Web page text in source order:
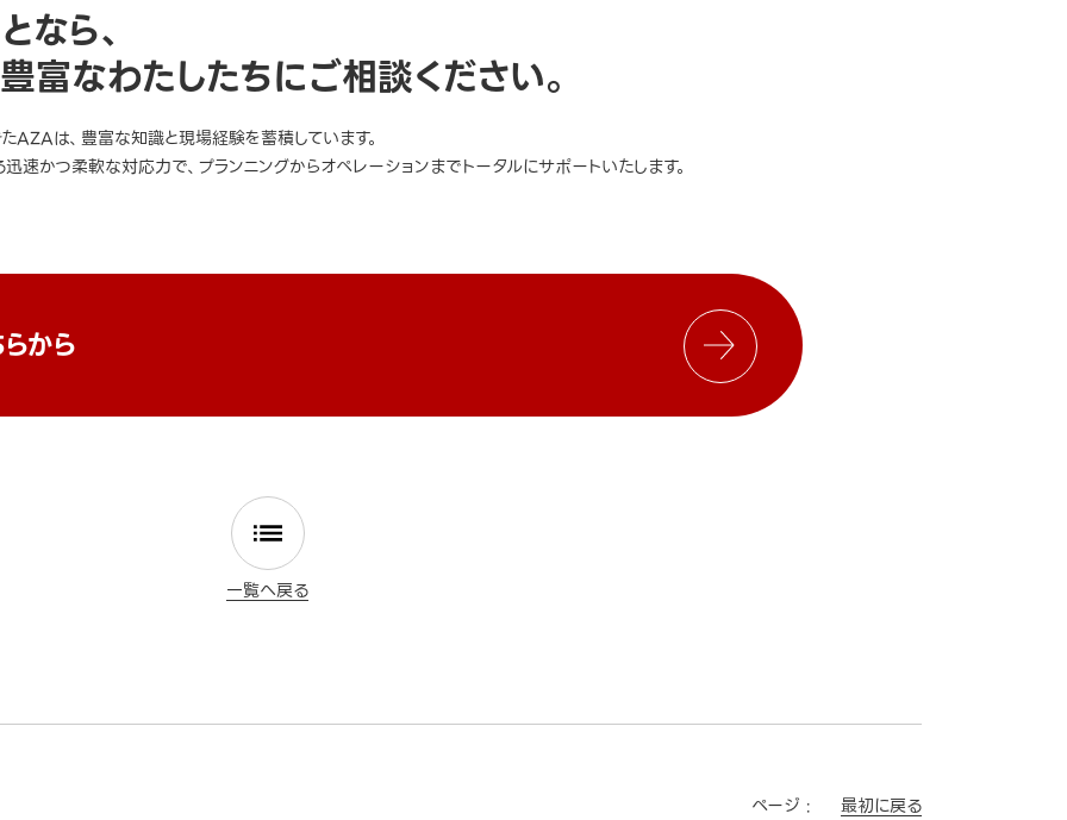
なら、
富なわたしたちにご相談ください。
AZAは、豊富な知識と現場経験を蓄積しています。
速かつ柔軟な対応力で、プランニングからオペレーションまでトータルにサポートいたします。
から
一覧へ戻る
ページ : 最初に戻る